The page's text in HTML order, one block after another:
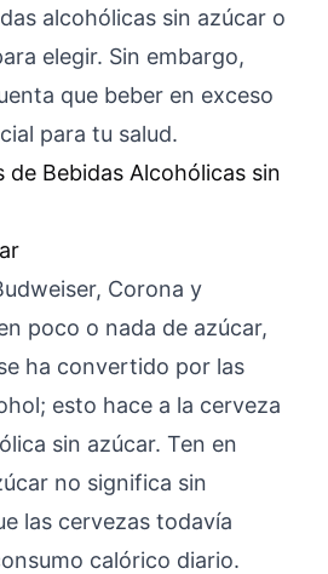
alcohólicas sin azúcar o
elegir. Sin embargo,
que beber en exceso
para tu salud.
de Bebidas Alcohólicas sin
Corona y
poco o nada de azúcar,
ha convertido por las
esto hace a la cerveza
sin azúcar. Ten en
no significa sin
las cervezas todavía
calórico diario.